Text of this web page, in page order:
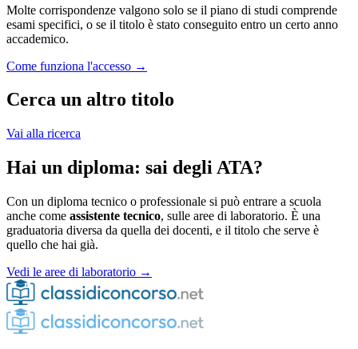
Molte corrispondenze valgono solo se il piano di studi comprende
esami specifici, o se il titolo è stato conseguito entro un certo anno
accademico.
Come funziona l'accesso →
Cerca un altro titolo
Vai alla ricerca
Hai un diploma: sai degli ATA?
Con un diploma tecnico o professionale si può entrare a scuola
anche come assistente tecnico, sulle aree di laboratorio. È una
graduatoria diversa da quella dei docenti, e il titolo che serve è
quello che hai già.
Vedi le aree di laboratorio →